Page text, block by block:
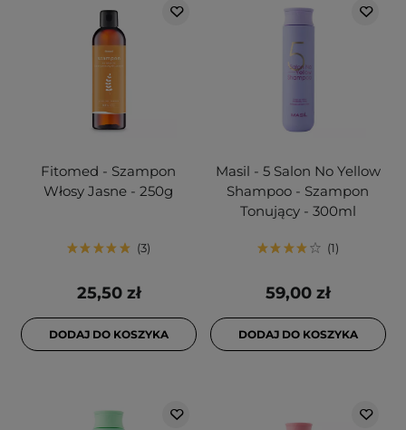
Fitomed - Szampon
Włosy Jasne - 250g
3
25,50 zł
DODAJ DO KOSZYKA
Masil - 5 Salon No Yellow
Shampoo - Szampon
Tonujący - 300ml
1
59,00 zł
DODAJ DO KOSZYKA